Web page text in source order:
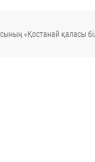
«Қостанай қаласы